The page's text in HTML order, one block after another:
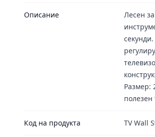
Описание
Лесен
Размер:
полезен
Код на продукта TV Wall